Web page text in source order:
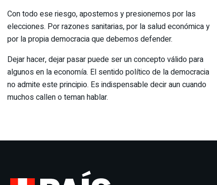
Con todo ese riesgo, apostemos y presionemos por las
elecciones. Por razones sanitarias, por la salud económica y
por la propia democracia que debemos defender.
Dejar hacer, dejar pasar puede ser un concepto válido para
algunos en la economía. El sentido político de la democracia
no admite este principio. Es indispensable decir aun cuando
muchos callen o teman hablar.